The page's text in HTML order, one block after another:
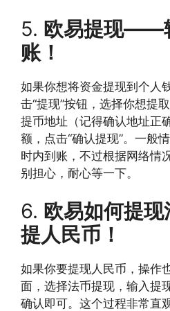
5. 欧易提现——
账！
如果你想将资金提现到个人
击“提现”按钮，选择你想提
提币地址（记得确认地址正
额，点击“确认提现”。一般
时内到账，不过根据网络情
别担心，耐心等一下。
6. 欧易如何提
提人民币！
如果你要提现人民币，操作
面，选择法币提现，输入提
确认即可。这个过程非常直